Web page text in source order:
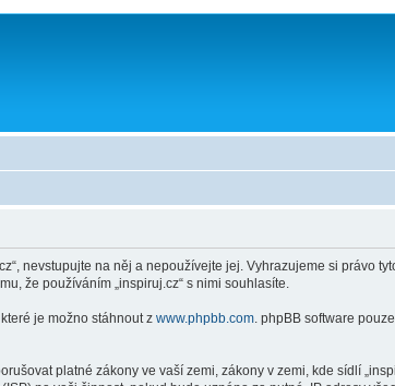
nevstupujte na něj a nepoužívejte jej. Vyhrazujeme si právo
že používáním „inspiruj.cz“ s nimi souhlasíte.
které je možno stáhnout z www.phpbb.com. phpBB software
platné zákony ve vaší zemi, zákony v zemi, kde sídlí